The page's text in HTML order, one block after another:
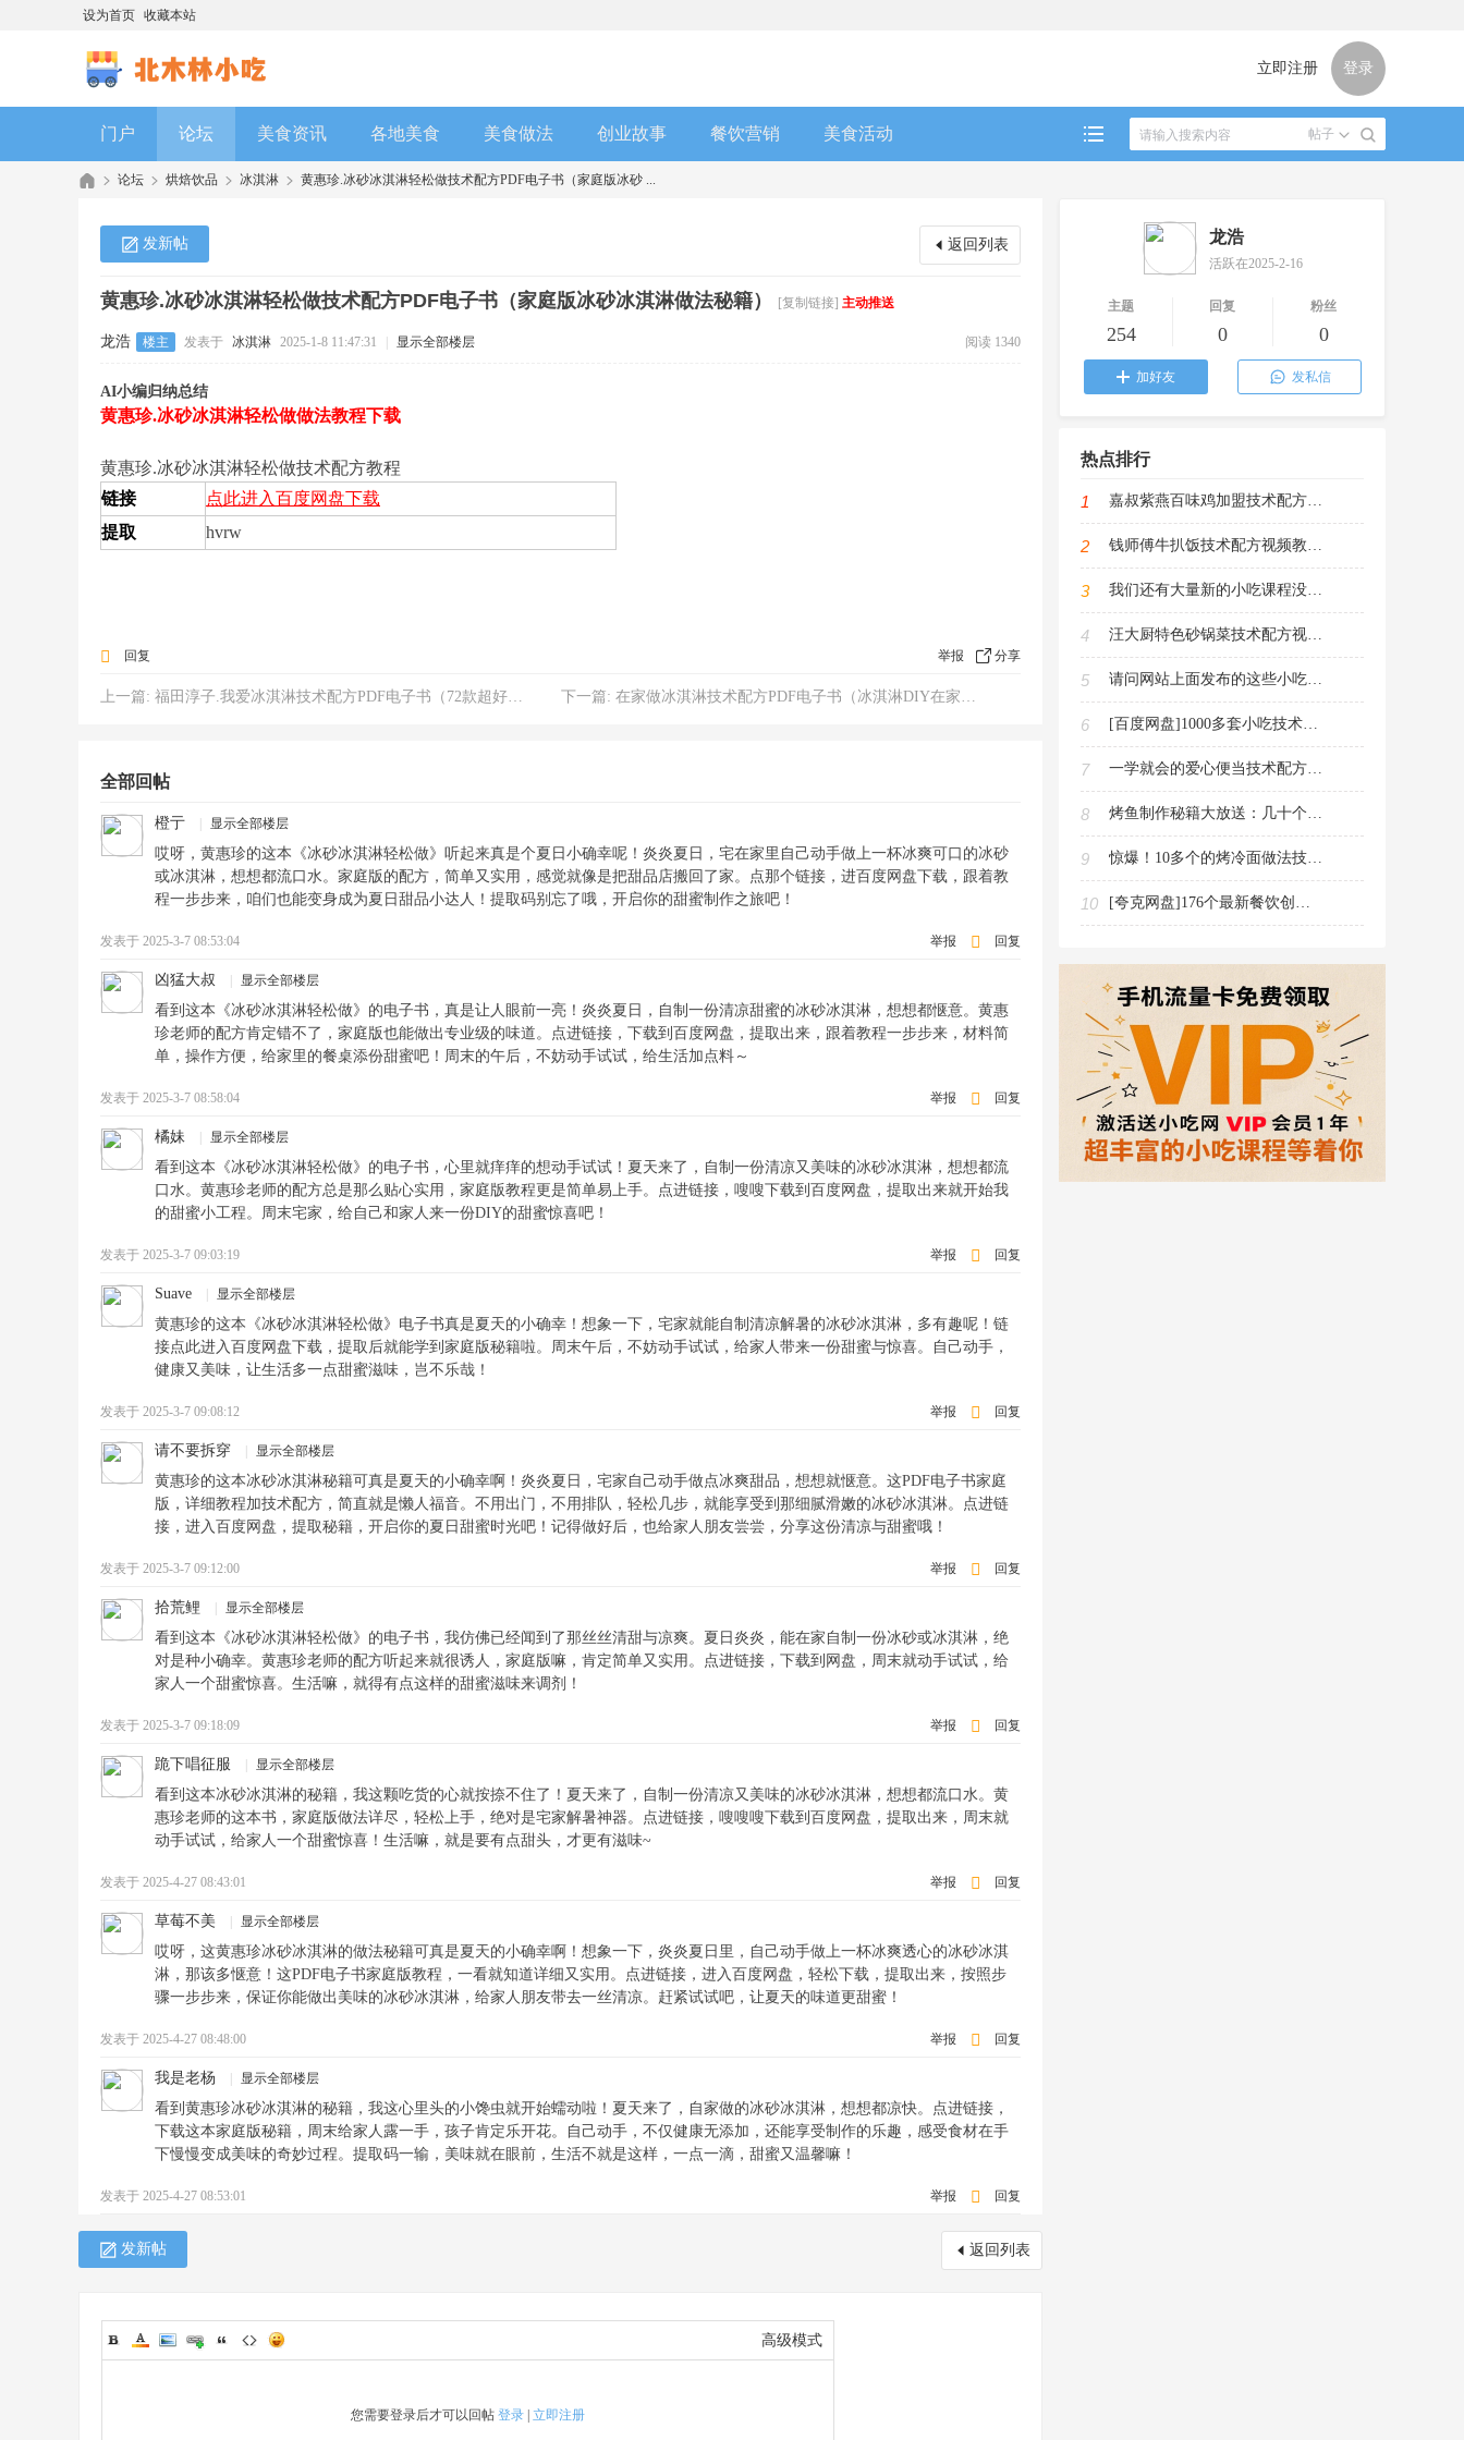
设为首页 收藏本站
立即注册 登录
帖子
门户 论坛 美食资讯 各地美食 美食做法 创业故事 餐饮营销 美食活动
论坛 烘焙饮品 冰淇淋 黄惠珍.冰砂冰淇淋轻松做技术配方PDF电子书（家庭版冰砂 ...
返回列表
发新帖
黄惠珍.冰砂冰淇淋轻松做技术配方PDF电子书（家庭版冰砂冰淇淋做法秘籍） [复制链接] 主动推送
龙浩 楼主 发表于 冰淇淋 2025-1-8 11:47:31 显示全部楼层 阅读 1340
AI小编归纳总结
黄惠珍.冰砂冰淇淋轻松做做法教程下载
黄惠珍.冰砂冰淇淋轻松做技术配方教程
链接
点此进入百度网盘下载
提取
hvrw
回复 分享
举报
上一篇: 福田淳子.我爱冰淇淋技术配方PDF电子书（72款超好吃冰淇淋&雪酪） 下一篇: 在家做冰淇淋技术配方PDF电子书（冰淇淋DIY在家轻松打造夏日清凉）
全部回帖
橙亍 显示全部楼层
哎呀，黄惠珍的这本《冰砂冰淇淋轻松做》听起来真是个夏日小确幸呢！炎炎夏日，宅在家里自己动手做上一杯冰爽可口的冰砂
或冰淇淋，想想都流口水。家庭版的配方，简单又实用，感觉就像是把甜品店搬回了家。点那个链接，进百度网盘下载，跟着教
程一步步来，咱们也能变身成为夏日甜品小达人！提取码别忘了哦，开启你的甜蜜制作之旅吧！
发表于 2025-3-7 08:53:04 举报 回复
凶猛大叔 显示全部楼层
看到这本《冰砂冰淇淋轻松做》的电子书，真是让人眼前一亮！炎炎夏日，自制一份清凉甜蜜的冰砂冰淇淋，想想都惬意。黄惠
珍老师的配方肯定错不了，家庭版也能做出专业级的味道。点进链接，下载到百度网盘，提取出来，跟着教程一步步来，材料简
单，操作方便，给家里的餐桌添份甜蜜吧！周末的午后，不妨动手试试，给生活加点料～
发表于 2025-3-7 08:58:04 举报 回复
橘妹 显示全部楼层
看到这本《冰砂冰淇淋轻松做》的电子书，心里就痒痒的想动手试试！夏天来了，自制一份清凉又美味的冰砂冰淇淋，想想都流
口水。黄惠珍老师的配方总是那么贴心实用，家庭版教程更是简单易上手。点进链接，嗖嗖下载到百度网盘，提取出来就开始我
的甜蜜小工程。周末宅家，给自己和家人来一份DIY的甜蜜惊喜吧！
发表于 2025-3-7 09:03:19 举报 回复
Suave 显示全部楼层
黄惠珍的这本《冰砂冰淇淋轻松做》电子书真是夏天的小确幸！想象一下，宅家就能自制清凉解暑的冰砂冰淇淋，多有趣呢！链
接点此进入百度网盘下载，提取后就能学到家庭版秘籍啦。周末午后，不妨动手试试，给家人带来一份甜蜜与惊喜。自己动手，
健康又美味，让生活多一点甜蜜滋味，岂不乐哉！
发表于 2025-3-7 09:08:12 举报 回复
请不要拆穿 显示全部楼层
黄惠珍的这本冰砂冰淇淋秘籍可真是夏天的小确幸啊！炎炎夏日，宅家自己动手做点冰爽甜品，想想就惬意。这PDF电子书家庭
版，详细教程加技术配方，简直就是懒人福音。不用出门，不用排队，轻松几步，就能享受到那细腻滑嫩的冰砂冰淇淋。点进链
接，进入百度网盘，提取秘籍，开启你的夏日甜蜜时光吧！记得做好后，也给家人朋友尝尝，分享这份清凉与甜蜜哦！
发表于 2025-3-7 09:12:00 举报 回复
拾荒鲤 显示全部楼层
看到这本《冰砂冰淇淋轻松做》的电子书，我仿佛已经闻到了那丝丝清甜与凉爽。夏日炎炎，能在家自制一份冰砂或冰淇淋，绝
对是种小确幸。黄惠珍老师的配方听起来就很诱人，家庭版嘛，肯定简单又实用。点进链接，下载到网盘，周末就动手试试，给
家人一个甜蜜惊喜。生活嘛，就得有点这样的甜蜜滋味来调剂！
发表于 2025-3-7 09:18:09 举报 回复
跪下唱征服 显示全部楼层
看到这本冰砂冰淇淋的秘籍，我这颗吃货的心就按捺不住了！夏天来了，自制一份清凉又美味的冰砂冰淇淋，想想都流口水。黄
惠珍老师的这本书，家庭版做法详尽，轻松上手，绝对是宅家解暑神器。点进链接，嗖嗖嗖下载到百度网盘，提取出来，周末就
动手试试，给家人一个甜蜜惊喜！生活嘛，就是要有点甜头，才更有滋味~
发表于 2025-4-27 08:43:01 举报 回复
草莓不美 显示全部楼层
哎呀，这黄惠珍冰砂冰淇淋的做法秘籍可真是夏天的小确幸啊！想象一下，炎炎夏日里，自己动手做上一杯冰爽透心的冰砂冰淇
淋，那该多惬意！这PDF电子书家庭版教程，一看就知道详细又实用。点进链接，进入百度网盘，轻松下载，提取出来，按照步
骤一步步来，保证你能做出美味的冰砂冰淇淋，给家人朋友带去一丝清凉。赶紧试试吧，让夏天的味道更甜蜜！
发表于 2025-4-27 08:48:00 举报 回复
我是老杨 显示全部楼层
看到黄惠珍冰砂冰淇淋的秘籍，我这心里头的小馋虫就开始蠕动啦！夏天来了，自家做的冰砂冰淇淋，想想都凉快。点进链接，
下载这本家庭版秘籍，周末给家人露一手，孩子肯定乐开花。自己动手，不仅健康无添加，还能享受制作的乐趣，感受食材在手
下慢慢变成美味的奇妙过程。提取码一输，美味就在眼前，生活不就是这样，一点一滴，甜蜜又温馨嘛！
发表于 2025-4-27 08:53:01 举报 回复
返回列表
发新帖
高级模式
您需要登录后才可以回帖 登录 立即注册
龙浩
活跃在2025-2-16
主题
254
回复
0
粉丝
0
加好友 发私信
热点排行
1 嘉叔紫燕百味鸡加盟技术配方视频教程（紫燕百味鸡制作攻略）
2 钱师傅牛扒饭技术配方视频教程（手把手教你制作美味牛扒饭）
3 我们还有大量新的小吃课程没有发布（敬请期待）
4 汪大厨特色砂锅菜技术配方视频教程（砂锅菜烹饪技巧大全）
5 请问网站上面发布的这些小吃课程是不是侵犯了知识产权，违反了法律
6 [百度网盘]1000多套小吃技术配方教程（文件3600G大小60积分下载）
7 一学就会的爱心便当技术配方PDF电子书（儿童每日便当新花样）
8 烤鱼制作秘籍大放送：几十个做法技术配方视频教程免费领取走起
9 惊爆！10多个的烤冷面做法技术配方视频教程现在免费领取
10 [夸克网盘]176个最新餐饮创业视频教程资料（教程文件182.9G大小20积分下载）